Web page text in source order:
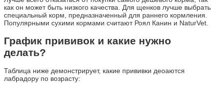
как он может быть низкого качества. Для щенков лучше выбрать
специальный корм, предназначенный для раннего кормления.
Популярными сухими кормами считают Роял Канин и NaturVet.
График прививок и какие нужно
делать?
Таблица ниже демонстрирует, какие прививки деоаются
лабрадору по возрасту: